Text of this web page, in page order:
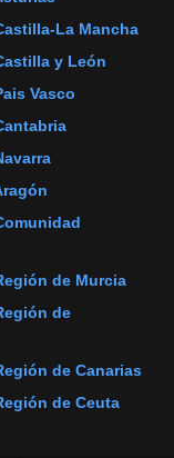
La Mancha
y León
Vasco
de Murcia
de
de Canarias
de Ceuta